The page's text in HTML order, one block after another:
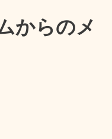
からのメ